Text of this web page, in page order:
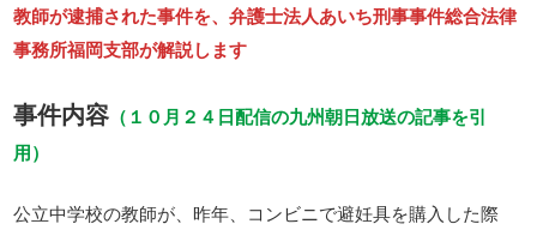
教師が逮捕された事件を、弁護士法人あいち刑事事件総合法律
事務所福岡支部が解説します
事件内容 （１０月２４日配信の九州朝日放送の記事を引
用）
公立中学校の教師が、昨年、コンビニで避妊具を購入した際